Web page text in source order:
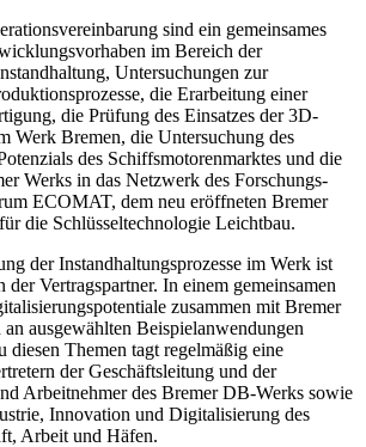
sind ein gemeinsames
im Bereich der
Untersuchungen zur
die Erarbeitung einer
die Prüfung des Einsatzes der 3D-
Werk Bremen, die Untersuchung des
des Schiffsmotorenmarktes und die
Werks in das Netzwerk des Forschungs-
ECOMAT, dem neu eröffneten Bremer
die Schlüsseltechnologie Leichtbau.
der Instandhaltungsprozesse im Werk ist
der Vertragspartner. In einem gemeinsamen
zusammen mit Bremer
an ausgewählten Beispielanwendungen
diesen Themen tagt regelmäßig eine
der Geschäftsleitung und der
Arbeitnehmer des Bremer DB-Werks sowie
Innovation und Digitalisierung des
Arbeit und Häfen.